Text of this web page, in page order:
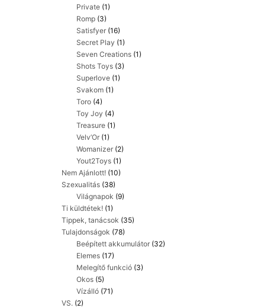
Private (1)
Romp (3)
Satisfyer (16)
Secret Play (1)
Seven Creations (1)
Shots Toys (3)
Superlove (1)
Svakom (1)
Toro (4)
Toy Joy (4)
Treasure (1)
Velv’Or (1)
Womanizer (2)
Yout2Toys (1)
Nem Ajánlott! (10)
Szexualitás (38)
Világnapok (9)
Ti küldtétek! (1)
Tippek, tanácsok (35)
Tulajdonságok (78)
Beépített akkumulátor (32)
Elemes (17)
Melegítő funkció (3)
Okos (5)
Vízálló (71)
VS. (2)